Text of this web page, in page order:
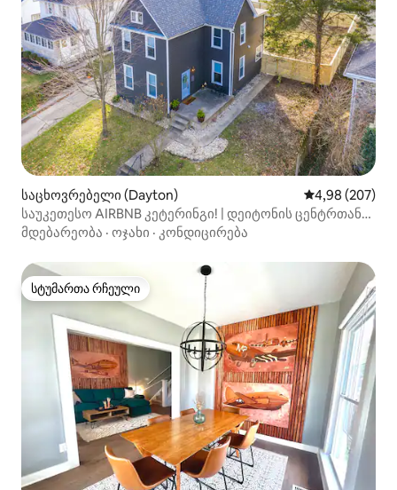
საცხოვრებელი (Dayton) საშუალო
4,98 (207)
საუკეთესო AIRBNB კეტერინგი! | დეიტონის ცენტრთან
ახლოს!
მდებარეობა · ოჯახი · კონდიცირება
სტუმართა რჩეული
სტუმართა რჩეული